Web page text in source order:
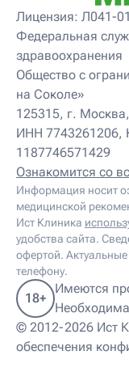
Детский
Детский нутрициолог
Детский ортопед
Детский остеопат
Детский отоневролог
Детский подиатр
Детский психолог
Детский
Детский реабилитолог
Детский ревматолог
Детский
Детский сомнолог
Детский спортивный
Детский травматолог
Детский
Детский
Детский эндокринолог
Диабетолог
Диетолог
И
Лицензия: Л041-
Федеральная
здравоохранения
Общество с
на Соколе»
125315, г.
ИНН 7743261206,
1187746571429
Ознакомится со
Информация носит
медицинской
Ист Клиника
удобства сайта.
офертой.
телефону.
© 2012-2026 Ист
обеспечения
Имеются
18+